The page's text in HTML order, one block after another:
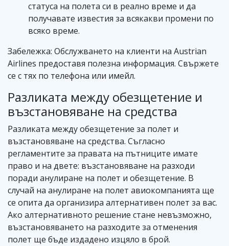
статуса на полета си в реално време и да
получавате известия за всякакви промени по
всяко време.
Забележка: Обслужването на клиенти на Austrian
Airlines предоставя полезна информация. Свържете
се с тях по телефона или имейл.
Разликата между обезщетение и
възстановяване на средства
Разликата между обезщетение за полет и
възстановяване на средства. Съгласно
регламентите за правата на пътниците имате
право и на двете: възстановяване на разходи
поради анулиране на полет и обезщетение. В
случай на анулиране на полет авиокомпанията ще
се опита да организира алтернативен полет за вас.
Ако алтернативното решение стане невъзможно,
възстановяването на разходите за отменения
полет ще бъде издадено изцяло в брой.